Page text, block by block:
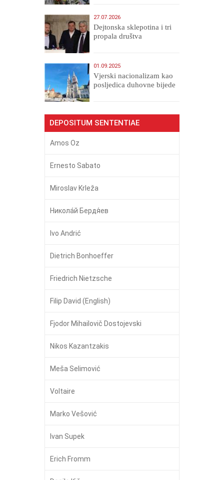
27.07.2026
Dejtonska sklepotina i tri
propala društva
01.09.2025
​Vjerski nacionalizam kao
posljedica duhovne bijede
DEPOSITUM SENTENTIAE
Amos Oz
Ernesto Sabato
Miroslav Krleža
Никола́й Бердя́ев
Ivo Andrić
Dietrich Bonhoeffer
Friedrich Nietzsche
Filip David (English)
Fjodor Mihailovič Dostojevski
Nikos Kazantzakis
Meša Selimović
Voltaire
Marko Vešović
Ivan Supek
Erich Fromm